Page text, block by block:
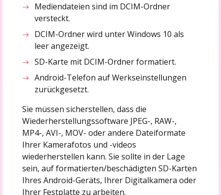
Mediendateien sind im DCIM-Ordner
versteckt.
DCIM-Ordner wird unter Windows 10 als
leer angezeigt.
SD-Karte mit DCIM-Ordner formatiert.
Android-Telefon auf Werkseinstellungen
zurückgesetzt.
Sie müssen sicherstellen, dass die
Wiederherstellungssoftware JPEG-, RAW-,
MP4-, AVI-, MOV- oder andere Dateiformate
Ihrer Kamerafotos und -videos
wiederherstellen kann. Sie sollte in der Lage
sein, auf formatierten/beschädigten SD-Karten
Ihres Android-Geräts, Ihrer Digitalkamera oder
Ihrer Festplatte zu arbeiten.